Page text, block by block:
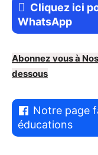
Cliquez ici
WhatsApp
Abonnez vous à
dessous
Notre page
éducations